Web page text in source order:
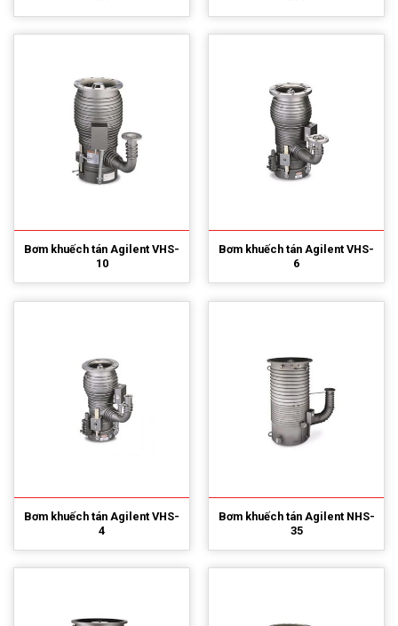
Bơm khuếch tán Agilent VHS-
10
Bơm khuếch tán Agilent VHS-
6
Bơm khuếch tán Agilent VHS-
4
Bơm khuếch tán Agilent NHS-
35